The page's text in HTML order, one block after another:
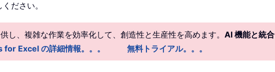
ださい。
し、複雑な作業を効率化して、創造性と生産性を高めます。 AI 機能と統合
Excel の詳細情報。。。
無料トライアル。。。